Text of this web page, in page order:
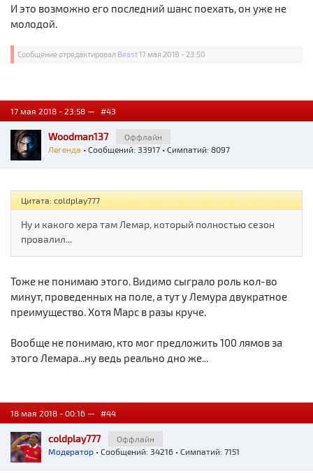
И это возможно его последний шанс поехать, он уже не
молодой.
Сообщение отредактировал Beast17 мая 2018 - 23:50
17 мая 2018 - 23:58 — #43
Woodman137
Оффлайн
Легенда • Сообщений: 33917 • Симпатий: 8097
Цитата: coldplay777
Ну и какого хера там Лемар, который полностью сезон
провалил...
Тоже не понимаю этого. Видимо сыграло роль кол-во
минут, проведенных на поле, а тут у Лемура двукратное
преимущество. Хотя Марс в разы круче.
Вообще не понимаю, кто мог предложить 100 лямов за
этого Лемара...ну ведь реально дно же...
18 мая 2018 - 00:16 — #44
coldplay777
Оффлайн
Модератор • Сообщений: 34216 • Симпатий: 7151